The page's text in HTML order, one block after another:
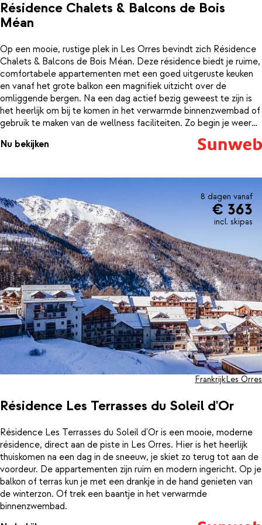
Résidence Chalets & Balcons de Bois
Méan
Op een mooie, rustige plek in Les Orres bevindt zich Résidence
Chalets & Balcons de Bois Méan. Deze résidence biedt je ruime,
comfortabele appartementen met een goed uitgeruste keuken
en vanaf het grote balkon een magnifiek uitzicht over de
omliggende bergen. Na een dag actief bezig geweest te zijn is
het heerlijk om bij te komen in het verwarmde binnenzwembad of
gebruik te maken van de wellness faciliteiten. Zo begin je weer
Nu bekijken
8 dagen vanaf
€ 363
incl. skipas
Résidence Les Terrasses du Soleil d'Or
FrankrijkLes Orres
Résidence Les Terrasses du Soleil d'Or is een mooie, moderne
résidence, direct aan de piste in Les Orres. Hier is het heerlijk
thuiskomen na een dag in de sneeuw, je skiet zo terug tot aan de
voordeur. De appartementen zijn ruim en modern ingericht. Op je
balkon of terras kun je met een drankje in de hand genieten van
de winterzon. Of trek een baantje in het verwarmde
binnenzwembad.